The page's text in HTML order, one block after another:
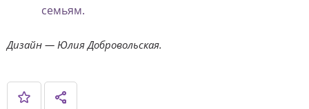
семьям.
Дизайн — Юлия Добровольская.